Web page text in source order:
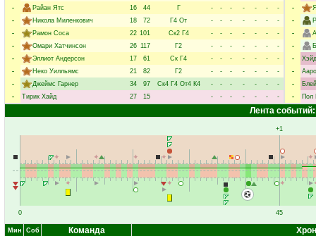
-
Райан Ятс 16 44 Г - - - - - -
-
-
Никола Миленкович 18 72 Г4 От - - - - - -
-
-
Рамон Соса 22 101 Ск2 Г4 - - - - - -
-
-
Омари Хатчинсон 26 117 Г2 - - - - - -
-
-
Эллиот Андерсон 17 61 Ск Г4 - - - - - -
-
-
Неко Уилльямс 21 82 Г2 - - - - - -
-
-
Джеймс Гарнер 34 97 Ск4 Г4 От4 К4 - - - - - -
-
-
Тирик Хайд 27 15 - - - - - - -
-
-
-
-
-
-
-
-
Пол
Лента событий:
0
+1
45
Мин Соб Команда